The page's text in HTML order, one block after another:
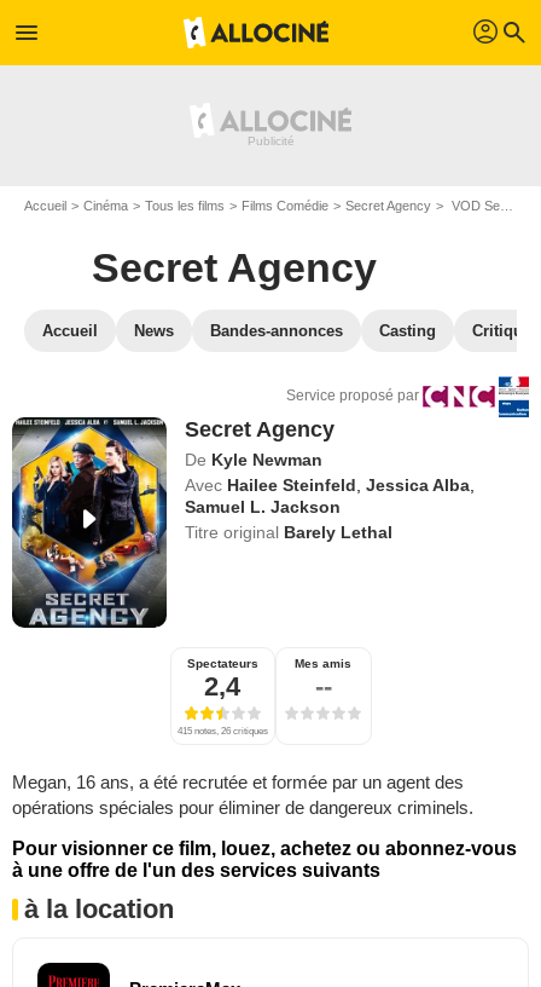
menu profil search
Accueil Cinéma Tous les films Films Comédie Secret Agency VOD Secret Agency
Secret Agency
Accueil News Bandes-annonces Casting
Service proposé par
Secret Agency
De Kyle Newman
Avec Hailee Steinfeld ,Jessica Alba
Samuel L. Jackson
Titre original Barely Lethal
Spectateurs
2,4
415 notes, 26 critiques
Mes amis
--
Megan, 16 ans, a été recrutée et formée par un agent des
opérations spéciales pour éliminer de dangereux criminels.
Pour visionner ce film, louez, achetez ou abonnez-vous
à une offre de l'un des services suivants
à la location